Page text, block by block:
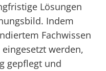
Lösungen
Indem
Fachwissen
werden,
gepflegt und